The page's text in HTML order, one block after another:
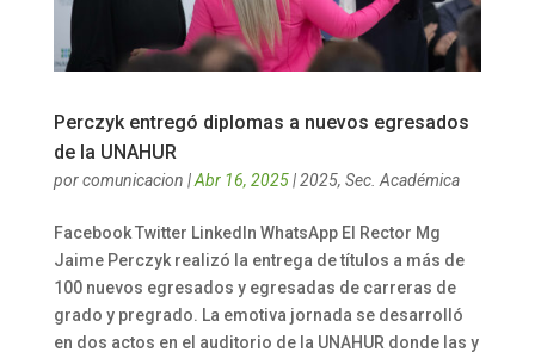
Perczyk entregó diplomas a nuevos egresados
de la UNAHUR
porcomunicacion |Abr 16, 2025|2025, Sec. Académica
Facebook Twitter LinkedIn WhatsApp El Rector Mg
Jaime Perczyk realizó la entrega de títulos a más de
100 nuevos egresados y egresadas de carreras de
grado y pregrado. La emotiva jornada se desarrolló
en dos actos en el auditorio de la UNAHUR donde las y